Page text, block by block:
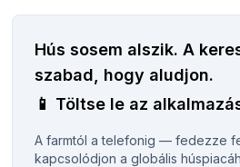
Hús sosem alszik. A
szabad, hogy aludjon.
📱 Töltse le az
A farmtól a telefonig — fedezze
kapcsolódjon a globális